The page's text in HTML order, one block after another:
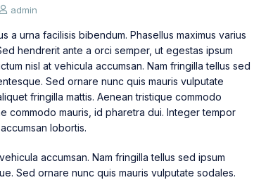
admin
a urna facilisis bibendum. Phasellus maximus varius
hendrerit ante a orci semper, ut egestas ipsum
nisl at vehicula accumsan. Nam fringilla tellus sed
Sed ornare nunc quis mauris vulputate
fringilla mattis. Aenean tristique commodo
commodo mauris, id pharetra dui. Integer tempor
lobortis.
accumsan. Nam fringilla tellus sed ipsum
Sed ornare nunc quis mauris vulputate sodales.